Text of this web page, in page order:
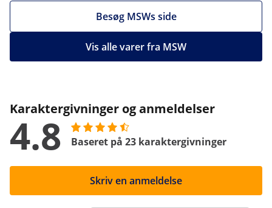
Besøg MSWs side
Vis alle varer fra MSW
Karaktergivninger og anmeldelser
4.8 Baseret på 23 karaktergivninger
Skriv en anmeldelse